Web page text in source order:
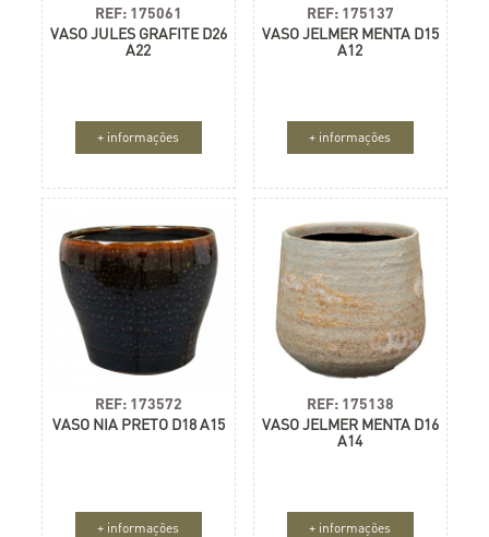
REF: 175061
VASO JULES GRAFITE D26
A22
+ informações
REF: 175137
VASO JELMER MENTA D15
A12
+ informações
REF: 173572
VASO NIA PRETO D18 A15
+ informações
REF: 175138
VASO JELMER MENTA D16
A14
+ informações